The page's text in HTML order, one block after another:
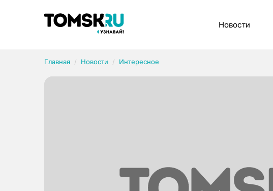
Новости
Главная Новости Интересное
Рубрики